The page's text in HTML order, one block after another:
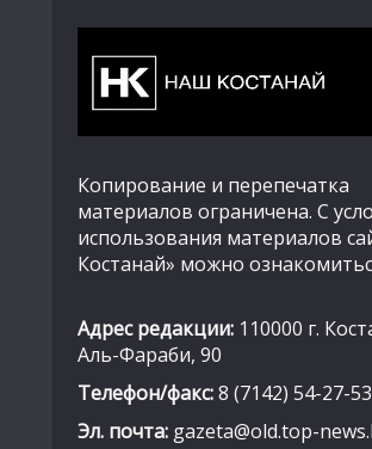
Копирование и перепечатка
материалов ограничена. С
использования материалов
Костанай» можно
Адрес редакции: 110000 г.
Аль-Фараби, 90
Телефон/факс:8 (7142) 54-27-53
Эл. почта: gazeta@old.top-